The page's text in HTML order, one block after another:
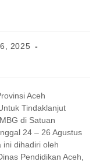
2025
Aceh
Tindaklanjut
di Satuan
24 – 26 Agustus
ini dihadiri oleh
Pendidikan Aceh,